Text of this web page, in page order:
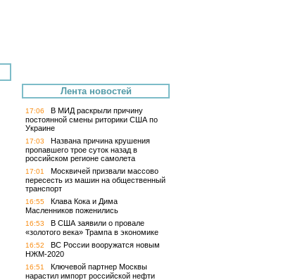
Лента новостей
17:06
В МИД раскрыли причину
постоянной смены риторики США по
Украине
17:03
Названа причина крушения
пропавшего трое суток назад в
российском регионе самолета
17:01
Москвичей призвали массово
пересесть из машин на общественный
транспорт
16:55
Клава Кока и Дима
Масленников поженились
16:53
В США заявили о провале
«золотого века» Трампа в экономике
16:52
ВС России вооружатся новым
НЖМ-2020
16:51
Ключевой партнер Москвы
нарастил импорт российской нефти